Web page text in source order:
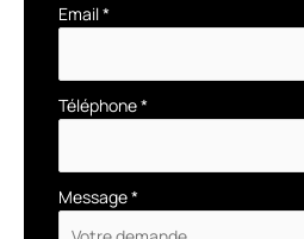
Email*
Téléphone*
Message*